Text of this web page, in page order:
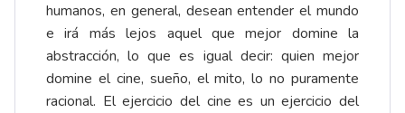
humanos, en general, desean entender el mundo
e irá más lejos aquel que mejor domine la
abstracción, lo que es igual decir: quien mejor
domine el cine, sueño, el mito, lo no puramente
racional. El ejercicio del cine es un ejercicio del